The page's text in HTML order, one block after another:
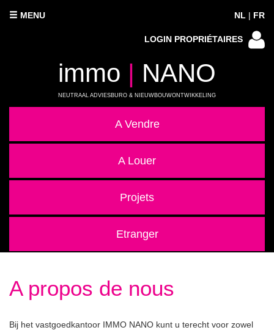
MENU NL | FR
LOGIN PROPRIÉTAIRES
immo | NANO
NEUTRAAL ADVIESBURO & NIEUWBOUWONTWIKKELING
A Vendre
A Louer
Projets
Etranger
A propos de nous
Bij het vastgoedkantoor IMMO NANO kunt u terecht voor zowel